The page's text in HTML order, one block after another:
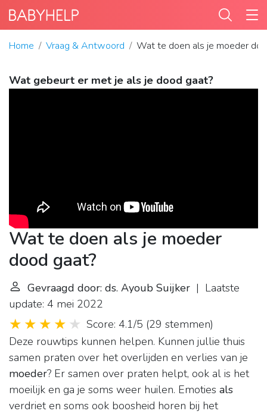
Home Vraag & Antwoord Wat te doen als je moeder
Wat gebeurt er met je als je dood gaat?
Wat te doen als je moeder
dood gaat?
Gevraagd door: ds. Ayoub Suijker | Laatste
update: 4 mei 2022
Score: 4.1/5 (29 stemmen)
Deze rouwtips kunnen helpen. Kunnen jullie thuis
samen praten over het overlijden en verlies van je
moeder? Er samen over praten helpt, ook al is het
moeilijk en ga je soms weer huilen. Emoties als
verdriet en soms ook boosheid horen bij het